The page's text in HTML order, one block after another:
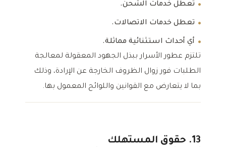
تعطل خدمات الشحن.
تعطل خدمات الاتصالات.
أي أحداث استثنائية مماثلة.
تلتزم عطور الأسرار ببذل الجهود المعقولة لمعالجة
الطلبات فور زوال الظروف الخارجة عن الإرادة، وذلك
بما لا يتعارض مع القوانين واللوائح المعمول بها.
13. حقوق المستهلك